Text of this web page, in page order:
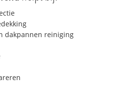
dakpannen reiniging